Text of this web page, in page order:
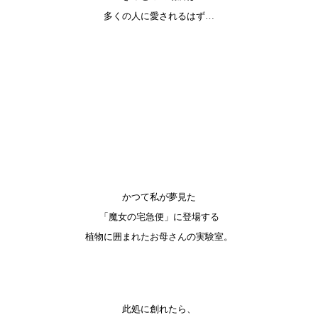
多くの人に愛されるはず…
かつて私が夢見た
「魔女の宅急便」に登場する
植物に囲まれたお母さんの実験室。
此処に創れたら、